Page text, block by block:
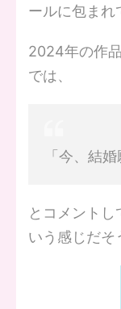
ールに包まれ
2024年の作
では、
「今、結
とコメントし
いう感じだそ